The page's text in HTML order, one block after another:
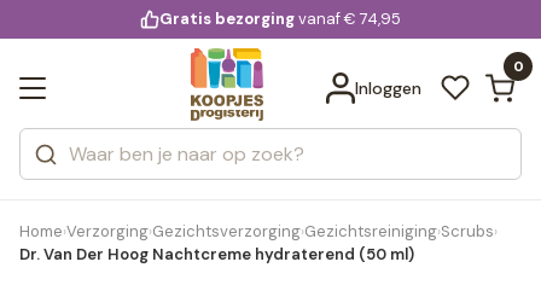
voor 20:00 uur besteld
Gratis bezorgingvanaf € 74,95
Inloggen
0
Zoeken
Categorieën
Merken
Bekijk alle resultaten
Home›Verzorging›Gezichtsverzorging›Gezichtsreiniging›Scrubs›
Dr. Van Der Hoog Nachtcreme hydraterend (50 ml)